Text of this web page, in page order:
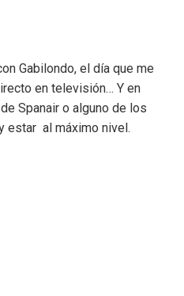
Gabilondo, el día que me
en televisión… Y en
Spanair o alguno de los
estar al máximo nivel.